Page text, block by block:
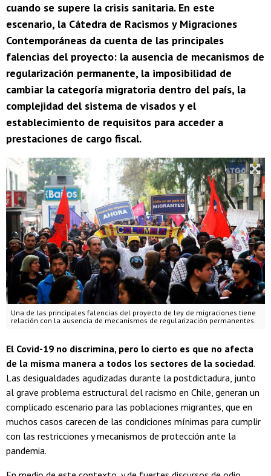
cuando se supere la crisis sanitaria. En este
escenario, la Cátedra de Racismos y Migraciones
Contemporáneas da cuenta de las principales
falencias del proyecto: la ausencia de mecanismos de
regularización permanente, la imposibilidad de
cambiar la categoría migratoria dentro del país, la
complejidad del sistema de visados y el
establecimiento de requisitos para acceder a
prestaciones de cargo fiscal.
Una de las principales falencias del proyecto de ley de migraciones tiene
relación con la ausencia de mecanismos de regularización permanentes.
El Covid-19 no discrimina, pero lo cierto es que no afecta
de la misma manera a todos los sectores de la sociedad.
Las desigualdades agudizadas durante la postdictadura, junto
al grave problema estructural del racismo en Chile, generan un
complicado escenario para las poblaciones migrantes, que en
muchos casos carecen de las condiciones mínimas para cumplir
con las restricciones y mecanismos de protección ante la
pandemia.